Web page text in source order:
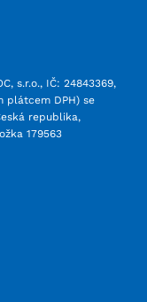
s.r.o., IČ: 24843369,
plátcem DPH) se
republika,
179563